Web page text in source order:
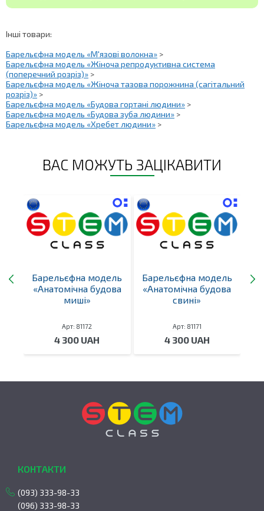
Інші товари:
Барельєфна модель «М'язові волокна» >
Барельєфна модель «Жіноча репродуктивна система
(поперечний розріз)» >
Барельєфна модель «Жіноча тазова порожнина (сагітальний
розріз)» >
Барельєфна модель «Будова гортані людини» >
Барельєфна модель «Будова зуба людини» >
Барельєфна модель «Хребет людини» >
ВАС МОЖУТЬ ЗАЦІКАВИТИ
Барельєфна модель
«Анатомічна будова
миші»
Арт: 81172
4 300 UAH
Барельєфна модель
«Анатомічна будова
свині»
Арт: 81171
4 300 UAH
КОНТАКТИ
(093) 333-98-33
(096) 333-98-33